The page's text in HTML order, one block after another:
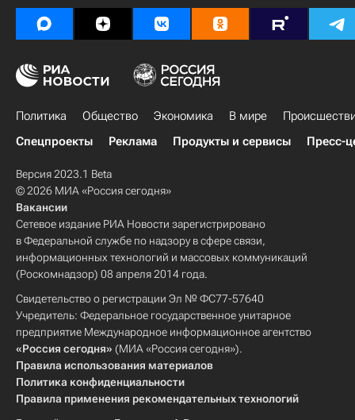
Политика Общество Экономика В мире
Спецпроекты
Реклама Продукты и сервисы Пресс-
Версия 2023.1 Beta
© 2026 МИА «Россия сегодня»
Вакансии
Сетевое издание РИА Новости зарегистрировано
в Федеральной службе по надзору в сфере связи,
информационных технологий и массовых коммуникаций
(Роскомнадзор) 08 апреля 2014 года.
Свидетельство о регистрации Эл № ФС77-57640
Учредитель: Федеральное государственное унитарное
предприятие Международное информационное агентство
«Россия сегодня» (МИА «Россия сегодня»).
Правила использования материалов
Политика конфиденциальности
Правила применения рекомендательных технологий